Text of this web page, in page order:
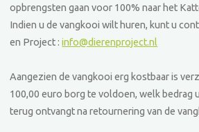
opbrengsten gaan voor 100% naar het
Indien u de vangkooi wilt huren, kunt u
en Project :info@dierenproject.nl
Aangezien de vangkooi erg kostbaar is
100,00 euro borg te voldoen, welk bedrag
terug ontvangt na retournering van de